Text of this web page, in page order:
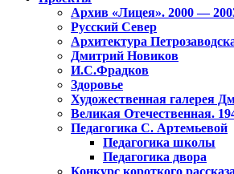
Архив «Лицея». 2000 —
Русский Север
Архитектура
Дмитрий Новиков
И.С.Фрадков
Здоровье
Художественная галерея
Великая Отечественная.
Педагогика С. Артемьевой
Педагогика школы
Педагогика двора